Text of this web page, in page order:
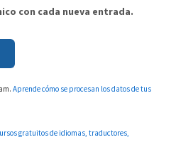
con cada nueva entrada.
Aprende cómo se procesan los datos de tus
gratuitos de idiomas, traductores,